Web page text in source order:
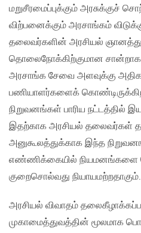
மறுசீரமைப்புக்கும் அரசுக்குச்
விற்பனைக்கும் அரசாங்கம்
தலைவர்களின் அரசியல்
தொலைநோக்கிற்குமான சான்றாக
அரசாங்க சேவை அளவுக்கு
பணியாளர்களைக்
நிறுவனங்கள் பாரிய நட்டத்தில்
இதற்காக அரசியல் தலைவர்கள்
அனுகூலத்துக்காக இந்த
எண்ணிக்கையில் நியமனங்களை
குறைசொல்வது நியாயமற்றதாகும்.
அரசியல் விவாதம்
முகாமைத்துவத்தின் மூலமாக